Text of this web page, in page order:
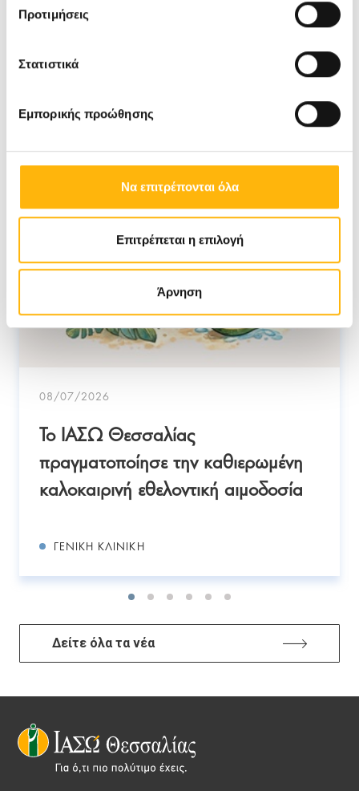
Προτιμήσεις
Στατιστικά
Εμπορικής προώθησης
Να επιτρέπονται όλα
Επιτρέπεται η επιλογή
Άρνηση
08/07/2026
Το ΙΑΣΩ Θεσσαλίας
πραγματοποίησε την καθιερωμένη
καλοκαιρινή εθελοντική αιμοδοσία
ΓΕΝΙΚΉ ΚΛΙΝΙΚΉ
Δείτε όλα τα νέα